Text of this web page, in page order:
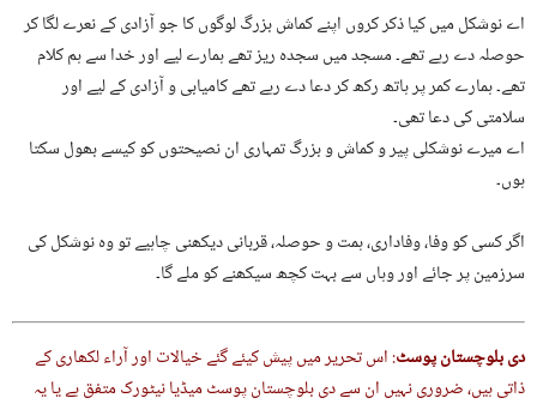
اے نوشکل میں کیا ذکر کروں اپنے کماش بزرگ لوگوں کا جو آزادی کے نعرے لگا کر
حوصلہ دے رہے تھے۔ مسجد میں سجدہ ریز تھے ہمارے لیے اور خدا سے ہم کلام
تھے۔ ہمارے کمر پر ہاتھ رکھ کر دعا دے رہے تھے کامیابی و آزادی کے لیے اور
سلامتی کی دعا تھی۔
اے میرے نوشکلی پیر و کماش و بزرگ تمہاری ان نصیحتوں کو کیسے بھول سکتا
ہوں۔
اگر کسی کو وفا، وفاداری، ہمت و حوصلہ، قربانی دیکھنی چاہیے تو وہ نوشکل کی
سرزمین پر جائے اور وہاں سے بہت کچھ سیکھنے کو ملے گا۔
دی بلوچستان پوسٹ: اس تحریر میں پیش کیئے گئے خیالات اور آراء لکھاری کے
ذاتی ہیں، ضروری نہیں ان سے دی بلوچستان پوسٹ میڈیا نیٹورک متفق ہے یا یہ